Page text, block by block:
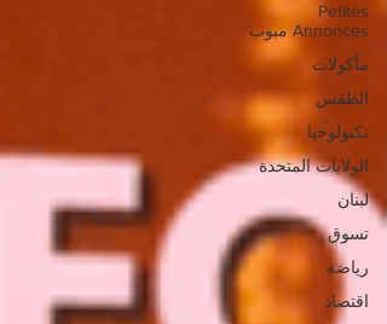
Petites
Annonces مبوب
مأكولات
الطقس
تكنولوجيا
الولايات المتحدة
لبنان
تسوق
رياضة
اقتصاد